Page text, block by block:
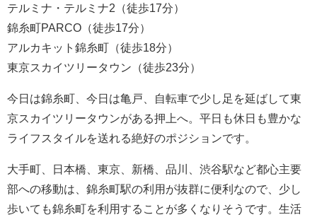
テルミナ・テルミナ2（徒歩17分）
錦糸町PARCO（徒歩17分）
アルカキット錦糸町（徒歩18分）
東京スカイツリータウン（徒歩23分）
今日は錦糸町、今日は亀戸、自転車で少し足を延ばして東
京スカイツリータウンがある押上へ。平日も休日も豊かな
ライフスタイルを送れる絶好のポジションです。
大手町、日本橋、東京、新橋、品川、渋谷駅など都心主要
部への移動は、錦糸町駅の利用が抜群に便利なので、少し
歩いても錦糸町を利用することが多くなりそうです。生活